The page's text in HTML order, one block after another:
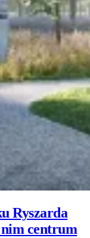
Ryszarda
centrum